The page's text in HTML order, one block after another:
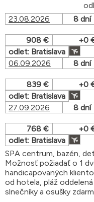
23.08.2026
8 dní
908 €
+0
odlet: Bratislava
06.09.2026
8 dní
839 €
+0
odlet: Bratislava
27.09.2026
8 dní
768 €
+0
odlet: Bratislava
SPA centrum, bazén,
Možnosť požiadať o 1
handicapovaných
od hotela, pláž
slnečníky a osušky